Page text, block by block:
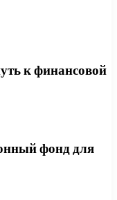
к финансовой
фонд для